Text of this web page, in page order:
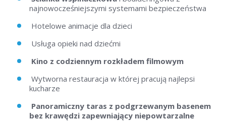
najnowocześniejszymi systemami bezpieczeństwa
Hotelowe animacje dla dzieci
Usługa opieki nad dziećmi
Kino z codziennym rozkładem filmowym
Wytworna restauracja w której pracują najlepsi
kucharze
Panoramiczny taras z podgrzewanym basenem
bez krawędzi zapewniający niepowtarzalne